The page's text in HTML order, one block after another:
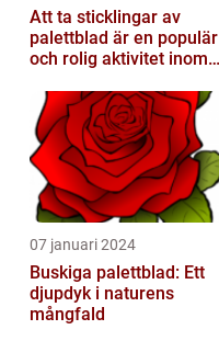
Att ta sticklingar av
palettblad är en populär
och rolig aktivitet inom
07 januari 2024
Buskiga palettblad: Ett
djupdyk i naturens
mångfald